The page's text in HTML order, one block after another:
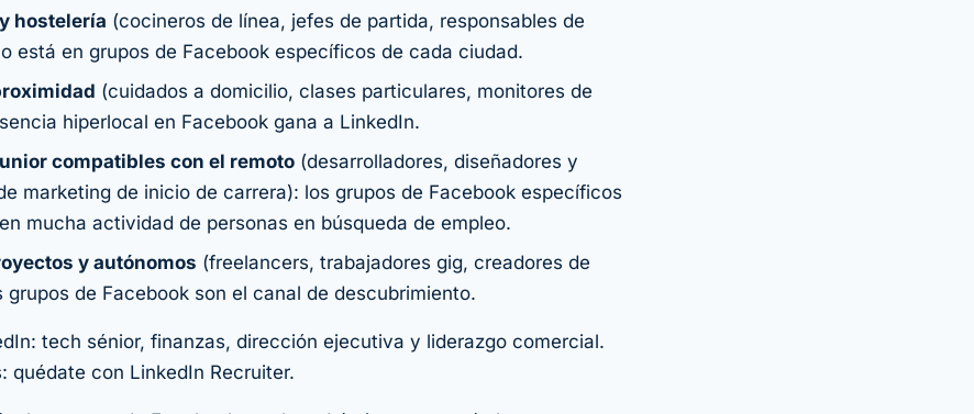
hostelería (cocineros de línea, jefes de partida, responsables de
está en grupos de Facebook específicos de cada ciudad.
(cuidados a domicilio, clases particulares, monitores de
hiperlocal en Facebook gana a LinkedIn.
compatibles con el remoto (desarrolladores, diseñadores y
marketing de inicio de carrera): los grupos de Facebook específicos
mucha actividad de personas en búsqueda de empleo.
y autónomos (freelancers, trabajadores gig, creadores de
grupos de Facebook son el canal de descubrimiento.
tech sénior, finanzas, dirección ejecutiva y liderazgo comercial.
quédate con LinkedIn Recruiter.